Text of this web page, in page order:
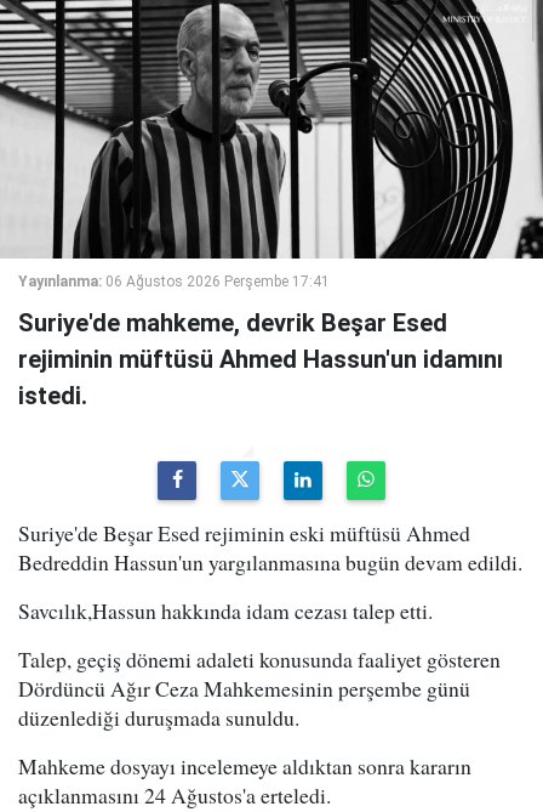
Yayınlanma: 06 Ağustos 2026 Perşembe 17:41
Suriye'de mahkeme, devrik Beşar Esed
rejiminin müftüsü Ahmed Hassun'un idamını
istedi.
Suriye'de Beşar Esed rejiminin eski müftüsü Ahmed
Bedreddin Hassun'un yargılanmasına bugün devam edildi.
Savcılık,Hassun hakkında idam cezası talep etti.
Talep, geçiş dönemi adaleti konusunda faaliyet gösteren
Dördüncü Ağır Ceza Mahkemesinin perşembe günü
düzenlediği duruşmada sunuldu.
Mahkeme dosyayı incelemeye aldıktan sonra kararın
açıklanmasını 24 Ağustos'a erteledi.